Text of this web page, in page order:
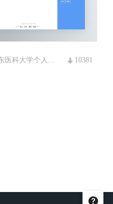
广东医科大学个人校招简历模板 10381